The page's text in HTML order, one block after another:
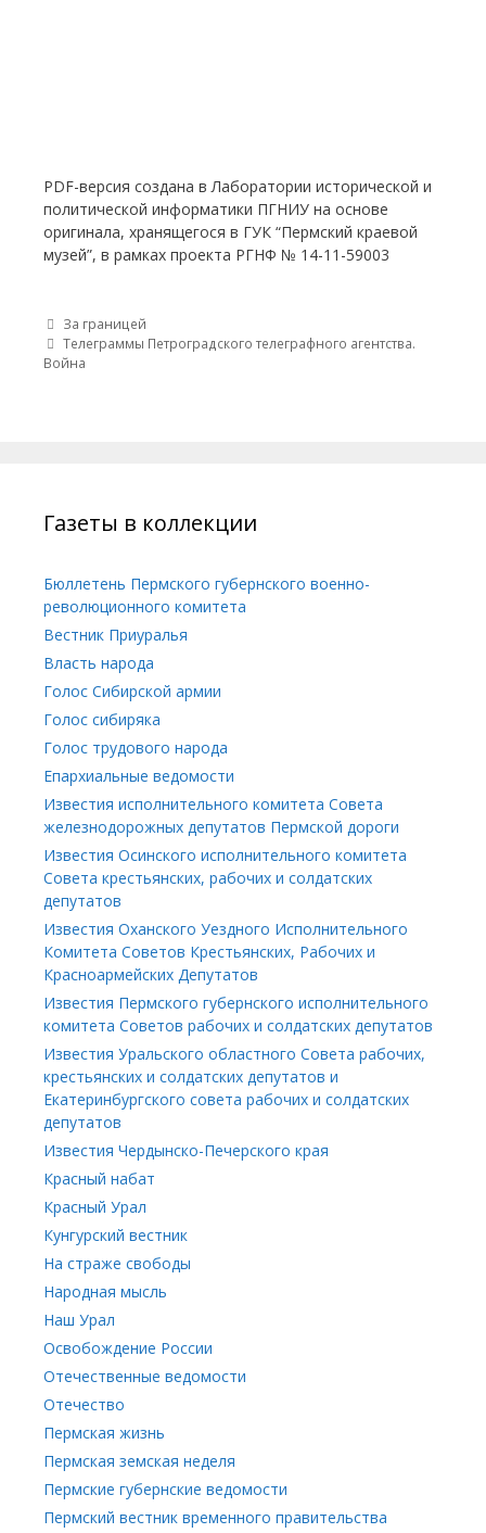
PDF-версия создана в Лаборатории исторической и
политической информатики ПГНИУ на основе
оригинала, хранящегося в ГУК “Пермский краевой
музей”, в рамках проекта РГНФ № 14-11-59003
Post navigation
За границей
Телеграммы Петроградского телеграфного агентства.
Война
Газеты в коллекции
Бюллетень Пермского губернского военно-
революционного комитета
Вестник Приуралья
Власть народа
Голос Сибирской армии
Голос сибиряка
Голос трудового народа
Епархиальные ведомости
Известия исполнительного комитета Совета
железнодорожных депутатов Пермской дороги
Известия Осинского исполнительного комитета
Совета крестьянских, рабочих и солдатских
депутатов
Известия Оханского Уездного Исполнительного
Комитета Советов Крестьянских, Рабочих и
Красноармейских Депутатов
Известия Пермского губернского исполнительного
комитета Советов рабочих и солдатских депутатов
Известия Уральского областного Совета рабочих,
крестьянских и солдатских депутатов и
Екатеринбургского совета рабочих и солдатских
депутатов
Известия Чердынско-Печерского края
Красный набат
Красный Урал
Кунгурский вестник
На страже свободы
Народная мысль
Наш Урал
Освобождение России
Отечественные ведомости
Отечество
Пермская жизнь
Пермская земская неделя
Пермские губернские ведомости
Пермский вестник временного правительства